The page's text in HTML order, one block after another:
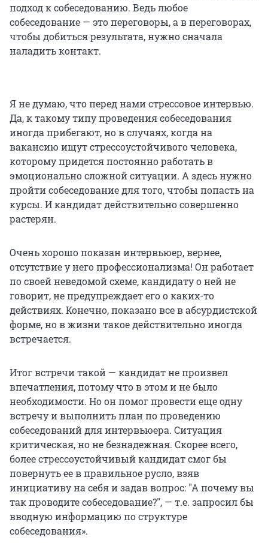
подход к собеседованию. Ведь любое
собеседование — это переговоры, а в переговорах,
чтобы добиться результата, нужно сначала
наладить контакт.
Я не думаю, что перед нами стрессовое интервью.
Да, к такому типу проведения собеседования
иногда прибегают, но в случаях, когда на
вакансию ищут стрессоустойчивого человека,
которому придется постоянно работать в
эмоционально сложной ситуации. А здесь нужно
пройти собеседование для того, чтобы попасть на
курсы. И кандидат действительно совершенно
растерян.
Очень хорошо показан интервьюер, вернее,
отсутствие у него профессионализма! Он работает
по своей неведомой схеме, кандидату о ней не
говорит, не предупреждает его о каких-то
действиях. Конечно, показано все в абсурдистской
форме, но в жизни такое действительно иногда
встречается.
Итог встречи такой — кандидат не произвел
впечатления, потому что в этом и не было
необходимости. Но он помог провести еще одну
встречу и выполнить план по проведению
собеседований для интервьюера. Ситуация
критическая, но не безнадежная. Скорее всего,
более стрессоустойчивый кандидат смог бы
повернуть ее в правильное русло, взяв
инициативу на себя и задав вопрос: "А почему вы
так проводите собеседование?", — т.е. запросил бы
вводную информацию по структуре
собеседования».